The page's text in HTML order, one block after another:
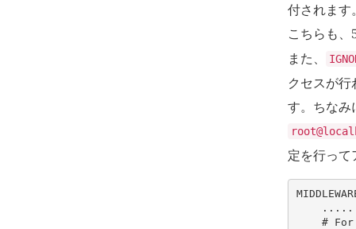
付されます
こちらも
また、
クセスが
す。ちなみ
定を行って
.....
#